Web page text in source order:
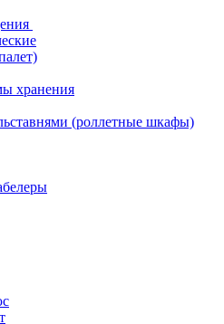
хранения
(роллетные шкафы)